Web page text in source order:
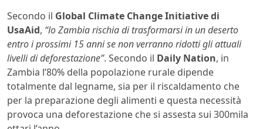
Secondo il Global Climate Change Initiative di
UsaAid, “lo Zambia rischia di trasformarsi in un deserto
entro i prossimi 15 anni se non verranno ridotti gli attuali
livelli di deforestazione”. Secondo il Daily Nation, in
Zambia l’80% della popolazione rurale dipende
totalmente dal legname, sia per il riscaldamento che
per la preparazione degli alimenti e questa necessità
provoca una deforestazione che si assesta sui 300mila